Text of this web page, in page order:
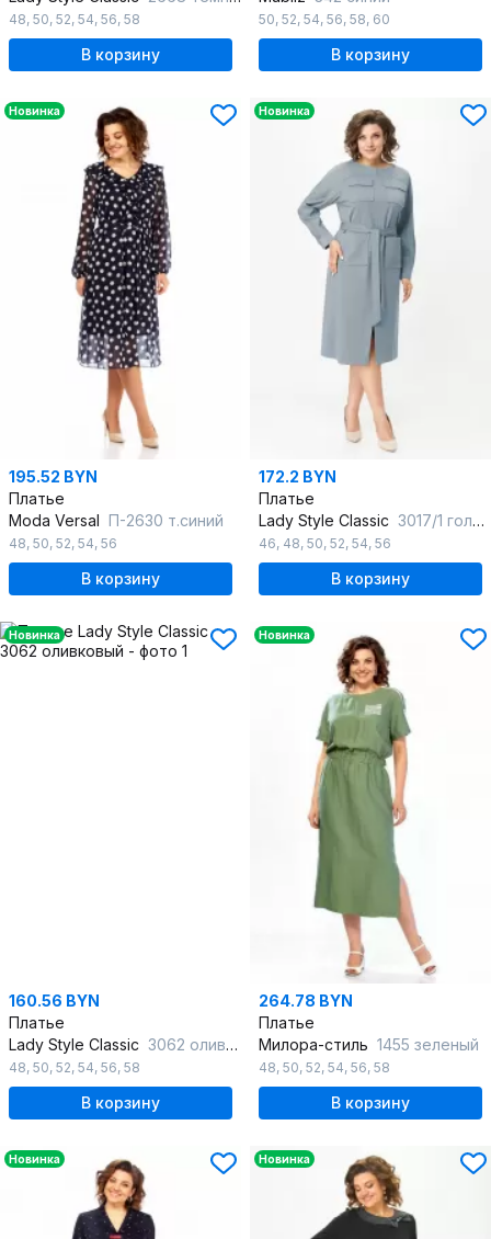
48, 50, 52, 54, 56, 58
В корзину
50, 52, 54, 56, 58, 60
В корзину
Новинка
195.52 BYN
Платье
Moda Versal П-2630 т.синий
48, 50, 52, 54, 56
В корзину
Новинка
172.2 BYN
Платье
Lady Style Classic 3017/1 голубые-тона
46, 48, 50, 52, 54, 56
В корзину
Новинка
160.56 BYN
Платье
Lady Style Classic 3062 оливковый
48, 50, 52, 54, 56, 58
В корзину
Новинка
264.78 BYN
Платье
Милора-стиль 1455 зеленый
48, 50, 52, 54, 56, 58
В корзину
Новинка Новинка